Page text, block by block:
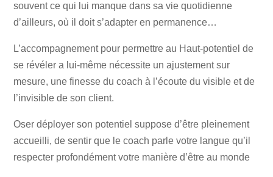
souvent ce qui lui manque dans sa vie quotidienne
d’ailleurs, où il doit s’adapter en permanence…
L’accompagnement pour permettre au Haut-potentiel de
se révéler a lui-même nécessite un ajustement sur
mesure, une finesse du coach à l’écoute du visible et de
l’invisible de son client.
Oser déployer son potentiel suppose d’être pleinement
accueilli, de sentir que le coach parle votre langue qu’il
respecter profondément votre manière d’être au monde